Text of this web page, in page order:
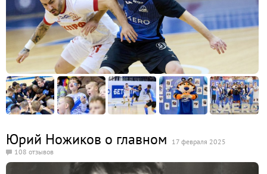
Юрий Ножиков о главном
17 февраля 2025
108 отзывов